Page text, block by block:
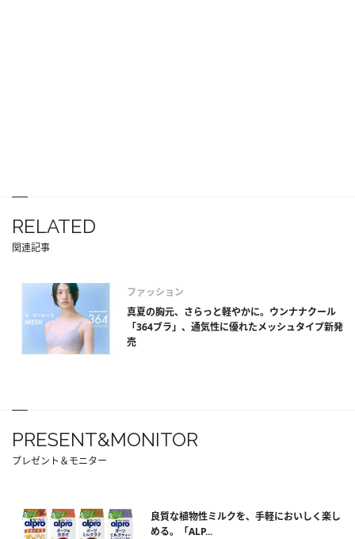
RELATED
関連記事
ファッション
真夏の胸元、さらっと軽やかに。ウンナナクール
「364ブラ」、通気性に優れたメッシュタイプ新発
売
PRESENT&MONITOR
プレゼント＆モニター
良質な植物性ミルクを、手軽においしく楽し
める。「ALP...